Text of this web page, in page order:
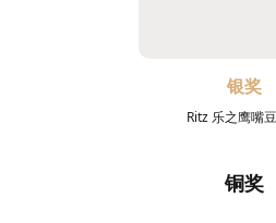
银奖
Ritz 乐之鹰嘴
铜奖